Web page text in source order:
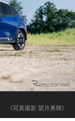
《写真撮影 望月勇輝》